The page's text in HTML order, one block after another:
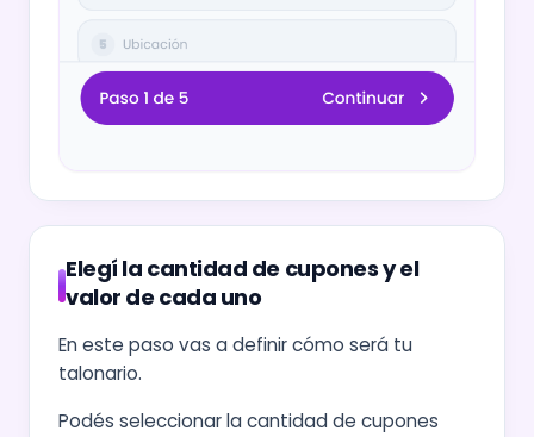
Elegí la cantidad de cupones y el
valor de cada uno
En este paso vas a definir cómo será tu
talonario.
Podés seleccionar la cantidad de cupones